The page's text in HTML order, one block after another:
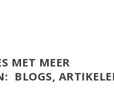
MET MEER
BLOGS,